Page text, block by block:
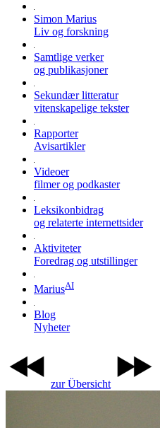
Simon Marius
Liv og forskning
Samtlige verker
og publikasjoner
Sekundær litteratur
vitenskapelige tekster
Rapporter
Avisartikler
Videoer
filmer og podkaster
Leksikonbidrag
og relaterte internettsider
Aktiviteter
Foredrag og utstillinger
MariusAI
Blog
Nyheter
zur Übersicht